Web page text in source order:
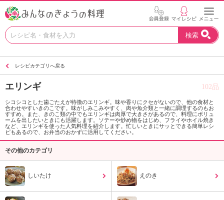
お
い
を
見
つ
け
よ
。
K
検索
レシピカテゴリへ戻る
エリンギ 102品
シコシコとした歯ごたえが特徴のエリンギ。味や香りにクセがないので、他の食材と
合わせやすいきのこです。味がしみこみやすく、肉や魚介類と一緒に調理するのもお
すすめ。また、きのこ類の中でもエリンギは肉厚で大きさがあるので、料理にボリュ
ームを出したいときにも活躍します。ソテーや炒め物をはじめ、フライやホイル焼き
など、エリンギを使った人気料理を紹介します。忙しいときにサッとできる簡単レシ
ピもあるので、お弁当のおかずに活用してください。
その他のカテゴリ
しいたけ えのき